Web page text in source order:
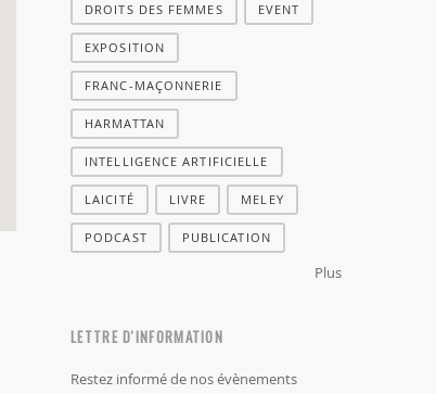
DROITS DES FEMMES EVENT
EXPOSITION
FRANC-MAÇONNERIE
HARMATTAN
INTELLIGENCE ARTIFICIELLE
LAICITÉ LIVRE MELEY
PODCAST PUBLICATION
Plus
LETTRE D'INFORMATION
Restez informé de nos évènements